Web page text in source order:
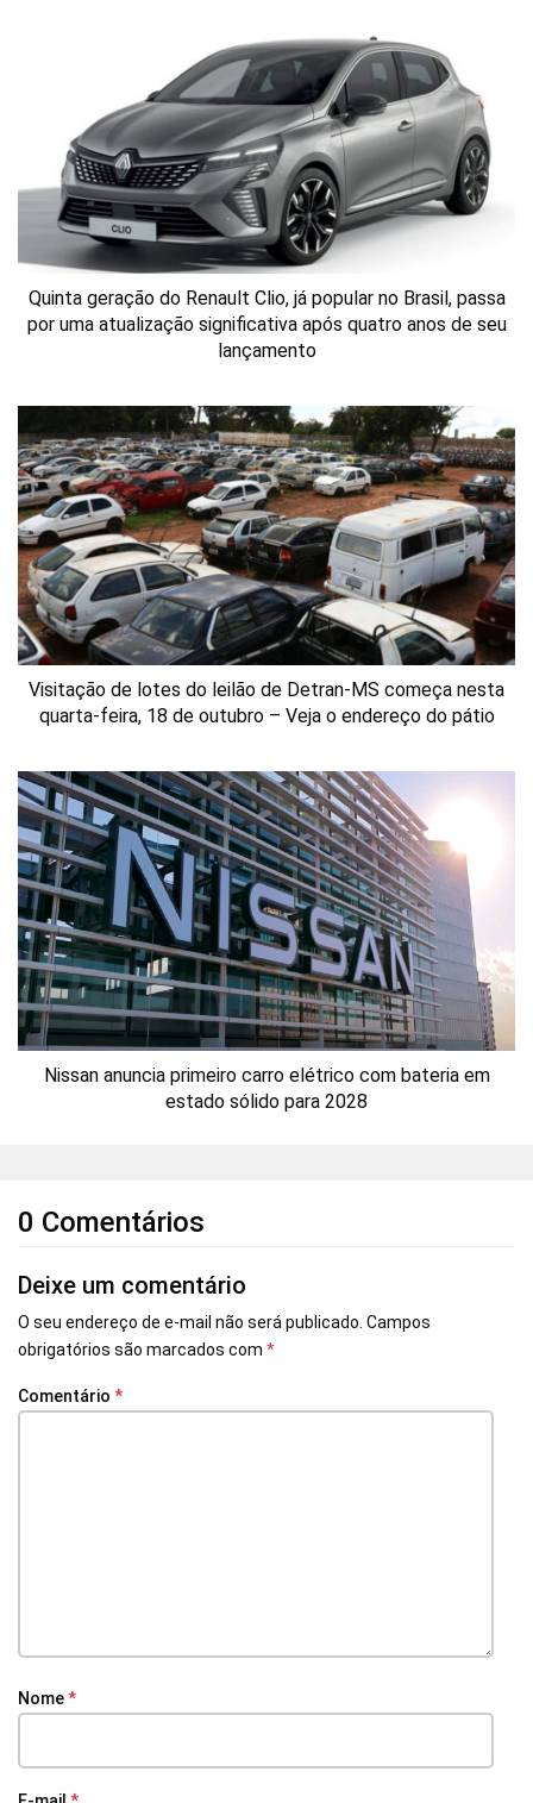
Quinta geração do Renault Clio, já popular no Brasil, passa
por uma atualização significativa após quatro anos de seu
lançamento
Visitação de lotes do leilão de Detran-MS começa nesta
quarta-feira, 18 de outubro – Veja o endereço do pátio
Nissan anuncia primeiro carro elétrico com bateria em
estado sólido para 2028
0 Comentários
Deixe um comentário
O seu endereço de e-mail não será publicado. Campos
obrigatórios são marcados com *
Comentário *
Nome*